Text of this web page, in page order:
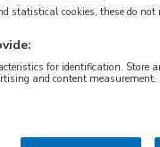
statistical cookies, these do not
for identification. Store
and content measurement,